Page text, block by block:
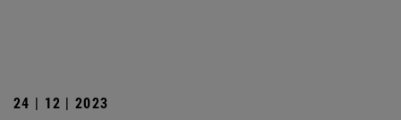
24 | 12 | 2023